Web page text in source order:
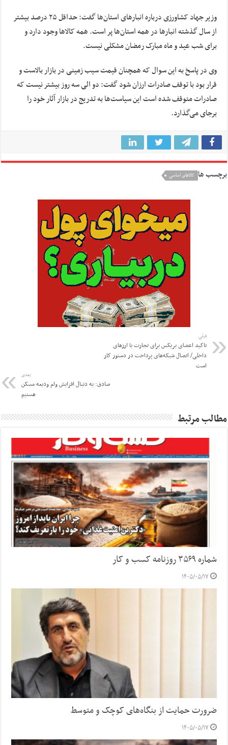
وزیر جهاد کشاورزی درباره انبارهای استان‌ها گفت: حداقل ۲۵ درصد بیشتر
از سال گذشته انبارها در همه استان‌ها پر است. همه کالاها وجود دارد و
برای شب عید و ماه مبارک رمضان مشکلی نیست.
وی در پاسخ به این سوال که همچنان قیمت سیب زمینی در بازار بالاست و
قرار بود با توقف صادرات ارزان شود گفت: دو الی سه روز بیشتر نیست که
صادرات متوقف شده است این سیاست‌ها به تدریج در بازار آثار خود را
برجای می‌گذارد.
برچسب ها کالاهای اساسی
قبلی
تاکید اعضای بریکس برای تجارت با ارز‌های
داخلی/ اتصال شبکه‌های پرداخت در دستور کار
است
بعدی
صادق: به دنبال افزایش وام ودیعه مسکن
هستیم
مطالب مرتبط
شماره ۳۵۶۹ روزنامه کسب و کار
۱۴۰۵/۰۵/۱۷
ضرورت حمایت از بنگاه‌های کوچک و متوسط
۱۴۰۵/۰۵/۱۷